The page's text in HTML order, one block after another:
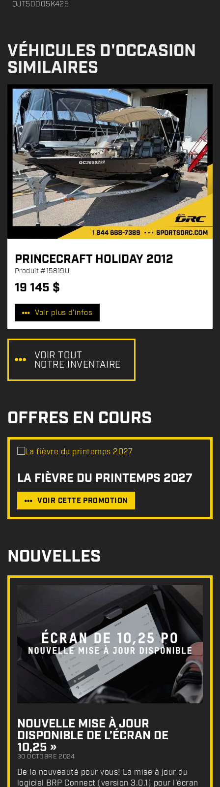
QJT50005K425
VÉHICULES D'OCCASION
SIMILAIRES
PRINCECRAFT HOLIDAY 2012
Produit#15819U
P
r
x
19 145 $
Voir plus d'infos
VOIR TOUT
NOTRE INVENTAIRE
OFFRES EN COURS
LA FIÈVRE DU PRINTEMPS 2027
VOIR CETTE PROMOTION
NOUVELLES
NOUVELLE MISE À JOUR
DISPONIBLE DE L’ÉCRAN DE
10,25 »
30 OCTOBRE 2024
De la nouveauté pour vous! La mise à jour du
logiciel BRP Connect (version 3.0.1) pour l’écran